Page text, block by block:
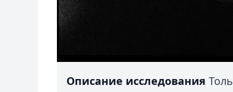
Описание исследования